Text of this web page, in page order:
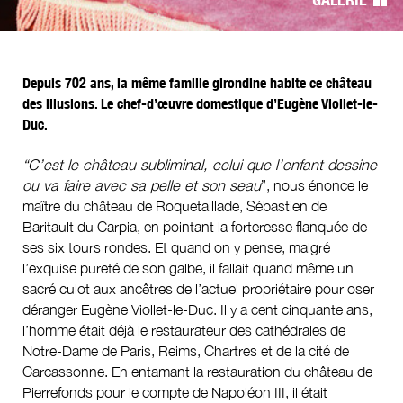
Depuis 702 ans, la même famille girondine habite ce château
des illusions. Le chef-d’œuvre domestique d’Eugène Viollet-le-
Duc.
“C’est le château subliminal, celui que l’enfant dessine
ou va faire avec sa pelle et son seau”, nous énonce le
maître du château de Roquetaillade, Sébastien de
Baritault du Carpia, en pointant la forteresse flanquée de
ses six tours rondes. Et quand on y pense, malgré
l’exquise pureté de son galbe, il fallait quand même un
sacré culot aux ancêtres de l’actuel propriétaire pour oser
déranger Eugène Viollet-le-Duc. Il y a cent cinquante ans,
l’homme était déjà le restaurateur des cathédrales de
Notre-Dame de Paris, Reims, Chartres et de la cité de
Carcassonne. En entamant la restauration du château de
Pierrefonds pour le compte de Napoléon III, il était
l’article